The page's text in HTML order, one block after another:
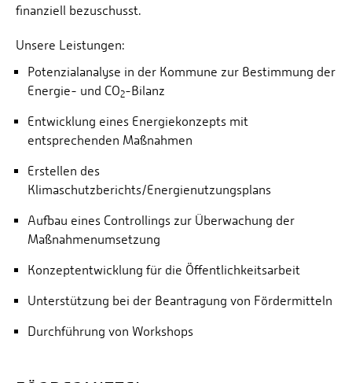
finanziell bezuschusst.
Unsere Leistungen:
Potenzialanalyse in der Kommune zur Bestimmung der
Energie- und CO2-Bilanz
Entwicklung eines Energiekonzepts mit
entsprechenden Maßnahmen
Erstellen des
Klimaschutzberichts/Energienutzungsplans
Aufbau eines Controllings zur Überwachung der
Maßnahmenumsetzung
Konzeptentwicklung für die Öffentlichkeitsarbeit
Unterstützung bei der Beantragung von Fördermitteln
Durchführung von Workshops